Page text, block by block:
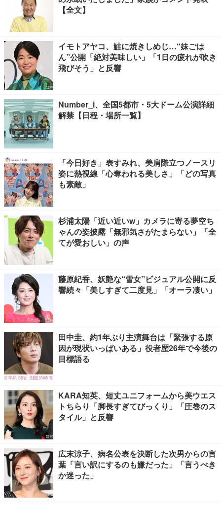
【全文】
イモトアヤコ、鮭に焼きしめじ…“妹ごは
ん”公開「絶対美味しい」「1日の疲れが吹き
飛びそう」と反響
Number_i、全国5都市・5大ドーム公演詳細
解禁【日程・場所一覧】
「今日好き」表すみれ、美肩際立つノースリ
姿に熱視線「心奪われる美しさ」「どの写真
も素敵」
杉浦太陽「近い近いw」カメラに寄る夢空ち
ゃんの姿披露「無邪気さがたまらない」「全
てが愛おしい」の声
藤原紀香、妖艶な“雪女”ビジュアル公開に反
響続々「美しすぎて二度見」「オーラ凄い」
田中圭、約1年ぶり主演舞台は「緊張する原
因が現状いっぱいある」役者歴26年で今後の
目標語る
KARA知英、短丈ユニフォームから美ウエス
トちらり「脚長すぎてびっくり」「圧巻のス
タイル」と反響
広末涼子、病名公表を決断した次男からの言
葉「言い訳にするのも嫌だった」「言うべき
か迷った」